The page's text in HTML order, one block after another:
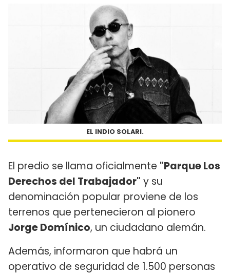
EL INDIO SOLARI.
El predio se llama oficialmente "Parque Los
Derechos del Trabajador" y su
denominación popular proviene de los
terrenos que pertenecieron al pionero
Jorge Domínico, un ciudadano alemán.
Además, informaron que habrá un
operativo de seguridad de 1.500 personas